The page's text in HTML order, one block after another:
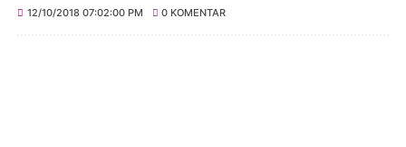
12/10/2018 07:02:00 PM 0 KOMENTAR